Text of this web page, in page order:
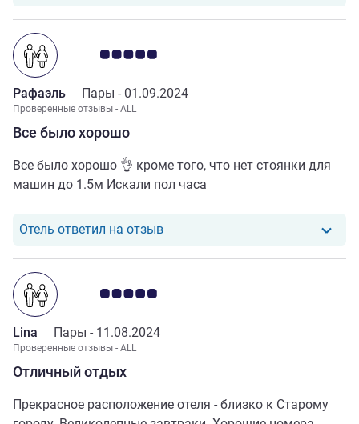
Все было хорошо
Примечание: отзывы клиентов 5.0/5
Рафаэль Пары - 01.09.2024
Проверенные отзывы - ALL
Все было хорошо 👌 кроме того, что нет стоянки для
машин до 1.5м Искали пол часа
Отель ответил на отзывОтель ответил на отзыв от
Отличный отдых
Примечание: отзывы клиентов 5.0/5
Lina Пары - 11.08.2024
Проверенные отзывы - ALL
Прекрасное расположение отеля - близко к Старому